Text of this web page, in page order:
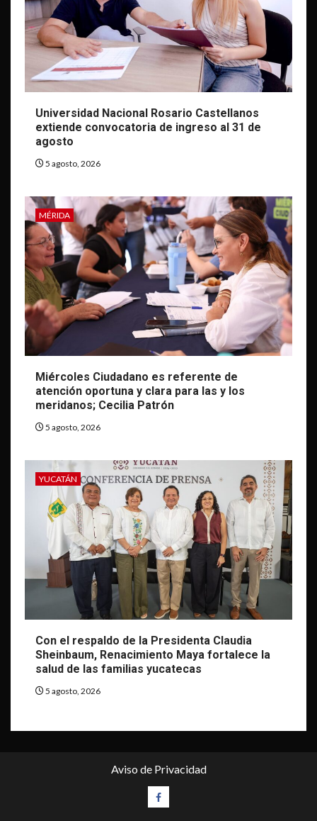
Universidad Nacional Rosario Castellanos
extiende convocatoria de ingreso al 31 de
agosto
5 agosto, 2026
MÉRIDA
Miércoles Ciudadano es referente de
atención oportuna y clara para las y los
meridanos; Cecilia Patrón
5 agosto, 2026
YUCATÁN
Con el respaldo de la Presidenta Claudia
Sheinbaum, Renacimiento Maya fortalece la
salud de las familias yucatecas
5 agosto, 2026
Aviso de Privacidad
Facebook